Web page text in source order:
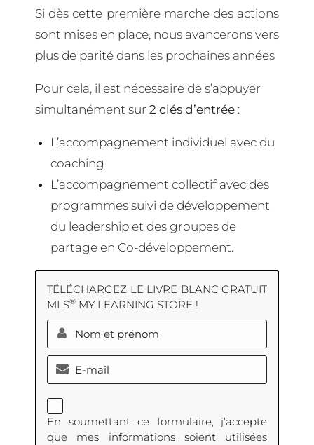
Si dès cette première marche des actions
sont mises en place, nous avancerons vers
plus de parité dans les prochaines années
Pour cela, il est nécessaire de s’appuyer
simultanément sur 2 clés d’entrée :
L’accompagnement individuel avec du
coaching
L’accompagnement collectif avec des
programmes suivi de développement
du leadership et des groupes de
partage en Co-développement.
TÉLÉCHARGEZ LE LIVRE BLANC GRATUIT
MLS® MY LEARNING STORE !
En soumettant ce formulaire, j’accepte
que mes informations soient utilisées